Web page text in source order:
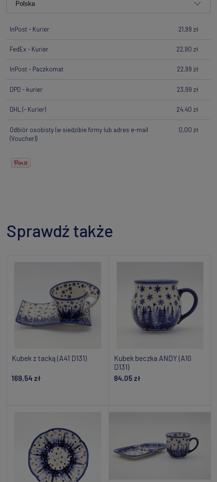
InPost - Kurier 21,99 zł
FedEx - Kurier 22,90 zł
InPost - Paczkomat 22,99 zł
DPD - kurier 23,99 zł
DHL (- Kurier) 24,40 zł
Odbiór osobisty(w siedzibie firmy lub adres e-mail
(Voucher))
0,00 zł
Sprawdź także
Kubek z tacką (A41 D131)
169,54 zł
Kubek beczka ANDY (A10
D131)
84,05 zł